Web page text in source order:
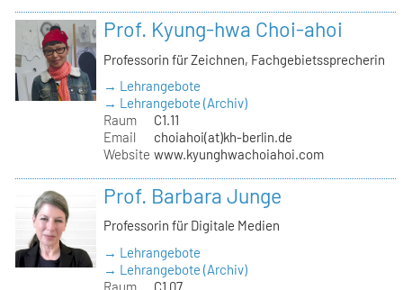
Prof. Kyung-hwa Choi-ahoi
Professorin für Zeichnen, Fachgebietssprecherin
→ Lehrangebote
→ Lehrangebote (Archiv)
Raum
C1.11
Email
choiahoi(at)kh-berlin.de
Website www.kyunghwachoiahoi.com
Prof. Barbara Junge
Professorin für Digitale Medien
→ Lehrangebote
→ Lehrangebote (Archiv)
Raum
C1.07